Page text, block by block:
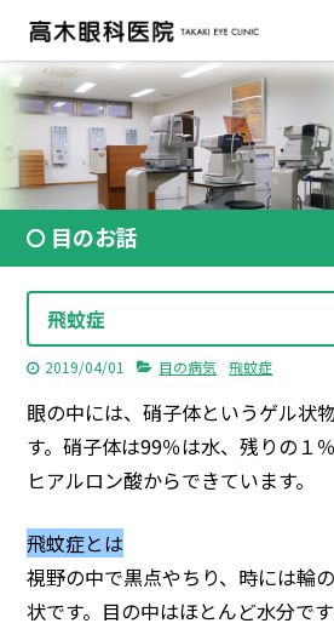
目のお話
飛蚊症
2019/04/01 目の病気 飛蚊症
眼の中には、硝子体というゲル状
す。硝子体は99％は水、残りの１
ヒアルロン酸からできています。
飛蚊症とは
視野の中で黒点やちり、時には輪
状です。目の中はほとんど水分で